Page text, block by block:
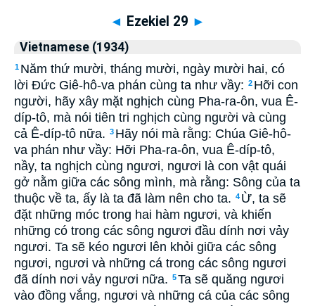
◄ Ezekiel 29 ►
Vietnamese (1934)
1 Năm thứ mười, tháng mười, ngày mười hai, có
lời Ðức Giê-hô-va phán cùng ta như vầy: 2 Hỡi con
người, hãy xây mặt nghịch cùng Pha-ra-ôn, vua Ê-
díp-tô, mà nói tiên tri nghịch cùng người và cùng
cả Ê-díp-tô nữa. 3 Hãy nói mà rằng: Chúa Giê-hô-
va phán như vầy: Hỡi Pha-ra-ôn, vua Ê-díp-tô,
nầy, ta nghịch cùng ngươi, ngươi là con vật quái
gở nằm giữa các sông mình, mà rằng: Sông của ta
thuộc về ta, ấy là ta đã làm nên cho ta. 4 Ừ, ta sẽ
đặt những móc trong hai hàm ngươi, và khiến
những có trong các sông ngươi đầu dính nơi vảy
ngươi. Ta sẽ kéo ngươi lên khỏi giữa các sông
ngươi, ngươi và những cá trong các sông ngươi
đã dính nơi vảy ngươi nữa. 5Ta sẽ quăng ngươi
vào đồng vắng, ngươi và những cá của các sông